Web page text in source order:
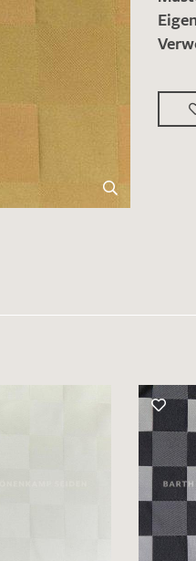
Leider ist das
schreiben Sie
Wir arbeiten